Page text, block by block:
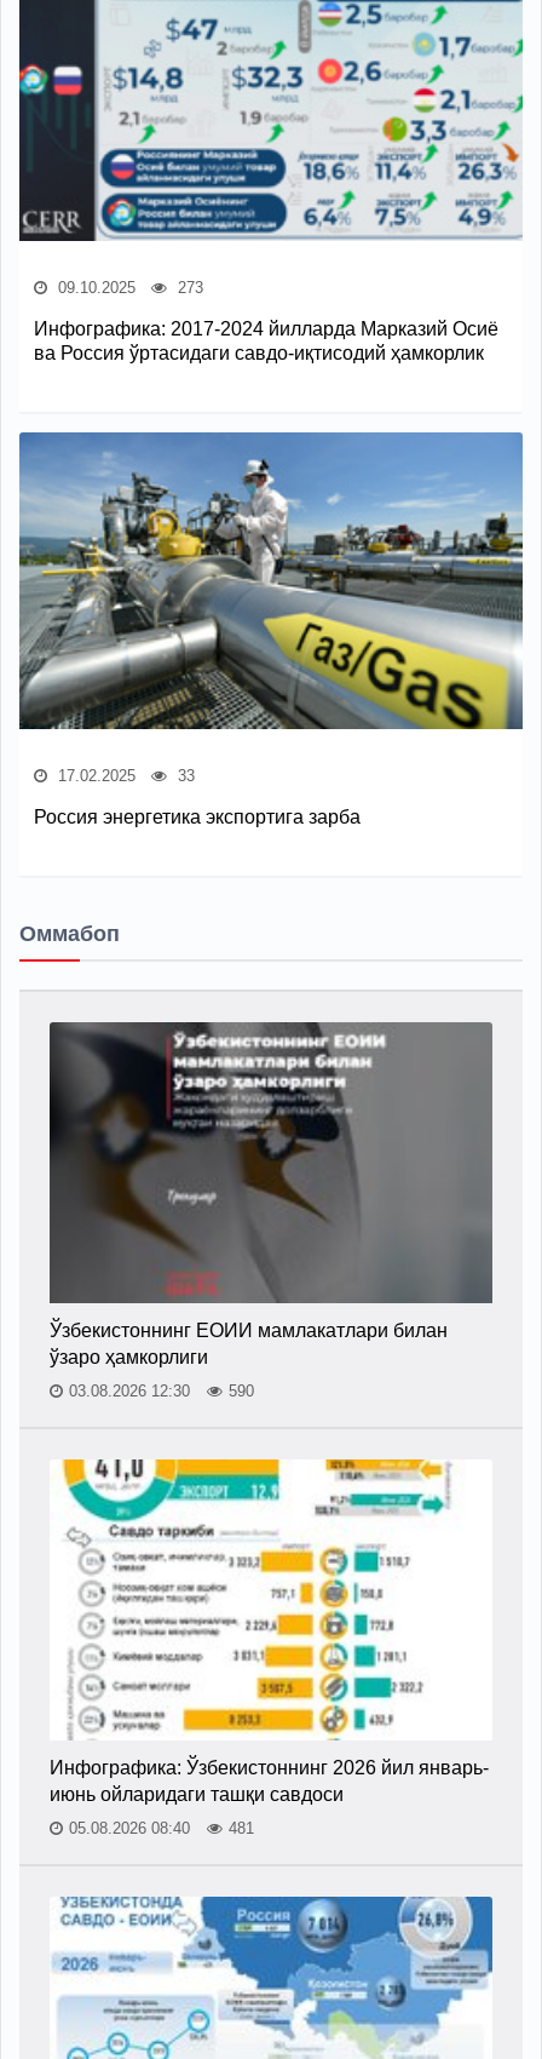
09.10.2025 273
Инфографика: 2017-2024 йилларда Марказий Осиё
ва Россия ўртасидаги савдо-иқтисодий ҳамкорлик
17.02.2025 33
Россия энергетика экспортига зарба
Оммабоп
Ўзбекистоннинг ЕОИИ мамлакатлари билан
ўзаро ҳамкорлиги
03.08.2026 12:30 590
Инфографика: Ўзбекистоннинг 2026 йил январь-
июнь ойларидаги ташқи савдоси
05.08.2026 08:40 481